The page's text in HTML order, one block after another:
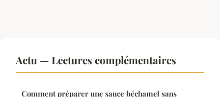
Actu — Lectures complémentaires
Comment préparer une sauce béchamel sans